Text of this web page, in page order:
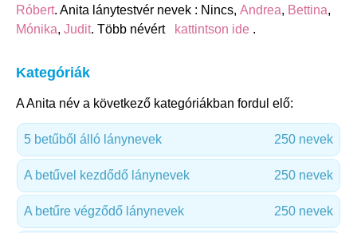
Róbert. Anita lánytestvér nevek : Nincs, Andrea, Bettina,
Mónika, Judit. Több névért kattintson ide .
Kategóriák
A Anita név a következő kategóriákban fordul elő:
5 betűből álló lánynevek 250 nevek
A betűvel kezdődő lánynevek 250 nevek
A betűre végződő lánynevek 250 nevek